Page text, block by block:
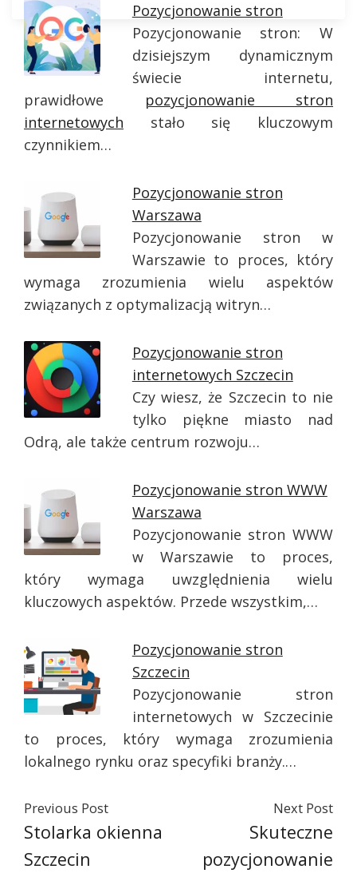
Pozycjonowanie stron
Pozycjonowanie stron: W
dzisiejszym dynamicznym
świecie internetu,
prawidłowe
pozycjonowanie stron
internetowych stało się kluczowym
czynnikiem…
Pozycjonowanie stron
Warszawa
Pozycjonowanie stron w
Warszawie to proces, który
wymaga zrozumienia wielu aspektów
związanych z optymalizacją witryn…
Pozycjonowanie stron
internetowych Szczecin
Czy wiesz, że Szczecin to nie
tylko piękne miasto nad
Odrą, ale także centrum rozwoju…
Pozycjonowanie stron WWW
Warszawa
Pozycjonowanie stron WWW
w Warszawie to proces,
który wymaga uwzględnienia wielu
kluczowych aspektów. Przede wszystkim,…
Pozycjonowanie stron
Szczecin
Pozycjonowanie stron
internetowych w Szczecinie
to proces, który wymaga zrozumienia
lokalnego rynku oraz specyfiki branży.…
Previous Post
Stolarka okienna
Szczecin
Next Post
Skuteczne
pozycjonowanie